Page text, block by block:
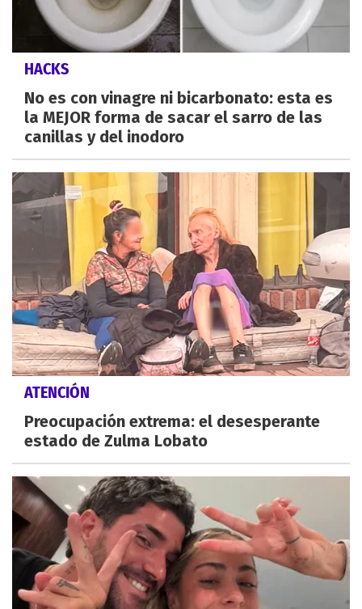
HACKS
No es con vinagre ni bicarbonato: esta es
la MEJOR forma de sacar el sarro de las
canillas y del inodoro
ATENCIÓN
Preocupación extrema: el desesperante
estado de Zulma Lobato